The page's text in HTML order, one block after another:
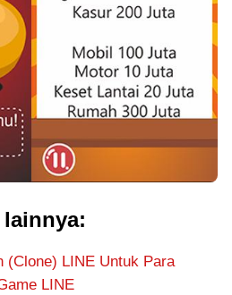
(Clone) LINE Untuk Para
LINE